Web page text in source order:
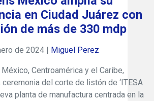
en Ciudad Juárez con
de más de 330 mdp
de 2024 | Miguel Perez
Centroamérica y el Caribe,
del corte de listón de ‘ITESA
planta de manufactura centrada en la